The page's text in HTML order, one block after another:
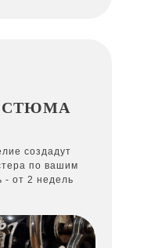
создадут
по вашим
- от 2 недель